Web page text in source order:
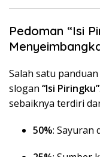
Pedoman “Isi
Salah satu
slogan “Isi Piringku”
sebaiknya terdiri
50%: Sayuran